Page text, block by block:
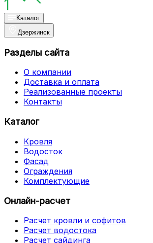
Каталог
Дзержинск
Разделы сайта
О компании
Доставка и оплата
Реализованные проекты
Контакты
Каталог
Кровля
Водосток
Фасад
Ограждения
Комплектующие
Онлайн-расчет
Расчет кровли и софитов
Расчет водостока
Расчет сайдинга